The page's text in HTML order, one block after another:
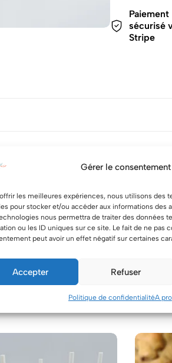
Gérer le consentement
les meilleures expériences, nous utilisons des
pour stocker et/ou accéder aux informations des
nous permettra de traiter des données
ou les ID uniques sur ce site. Le fait de ne pas
peut avoir un effet négatif sur certaines
Accepter Refuser
Politique de confidentialitéA
Paiement
sécurisé
Stripe
la couleur et le parfum souhaité
plaisir pour toutes les occasions
Produits